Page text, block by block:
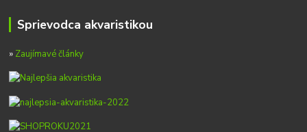
Sprievodca akvaristikou
» Zaujímavé články